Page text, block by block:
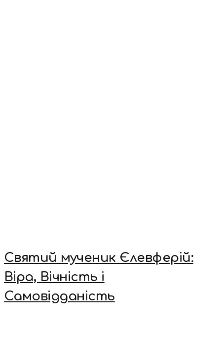
Святий мученик Єлевферій:
Віра, Вічність і
Самовідданість